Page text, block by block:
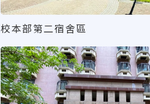
校本部第二宿舍區